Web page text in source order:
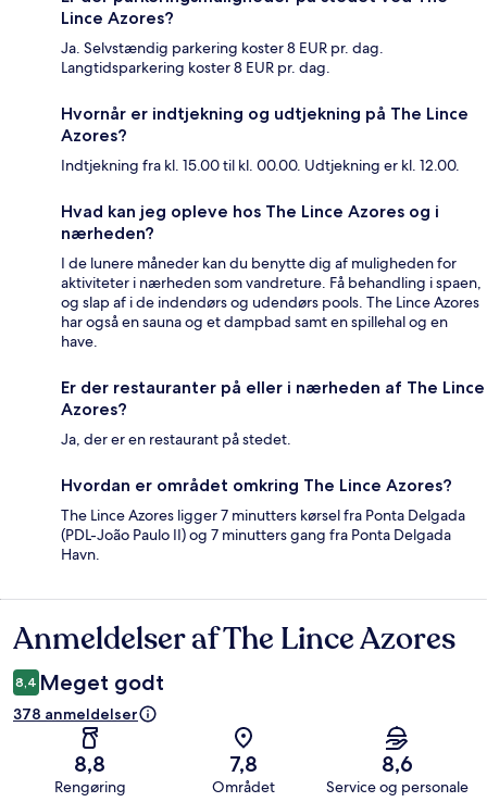
Lince Azores?
Ja. Selvstændig parkering koster 8 EUR pr. dag.
Langtidsparkering koster 8 EUR pr. dag.
Hvornår er indtjekning og udtjekning på The Lince
Azores?
Indtjekning fra kl. 15.00 til kl. 00.00. Udtjekning er kl. 12.00.
Hvad kan jeg opleve hos The Lince Azores og i
nærheden?
I de lunere måneder kan du benytte dig af muligheden for
aktiviteter i nærheden som vandreture. Få behandling i spaen,
og slap af i de indendørs og udendørs pools. The Lince Azores
har også en sauna og et dampbad samt en spillehal og en
have.
Er der restauranter på eller i nærheden af The Lince
Azores?
Ja, der er en restaurant på stedet.
Hvordan er området omkring The Lince Azores?
The Lince Azores ligger 7 minutters kørsel fra Ponta Delgada
(PDL-João Paulo II) og 7 minutters gang fra Ponta Delgada
Havn.
Anmeldelser
Anmeldelser af The Lince Azores
8,4 Meget godt
378 anmeldelser
8,8
Rengøring
7,8
Området
8,6
Service og personale